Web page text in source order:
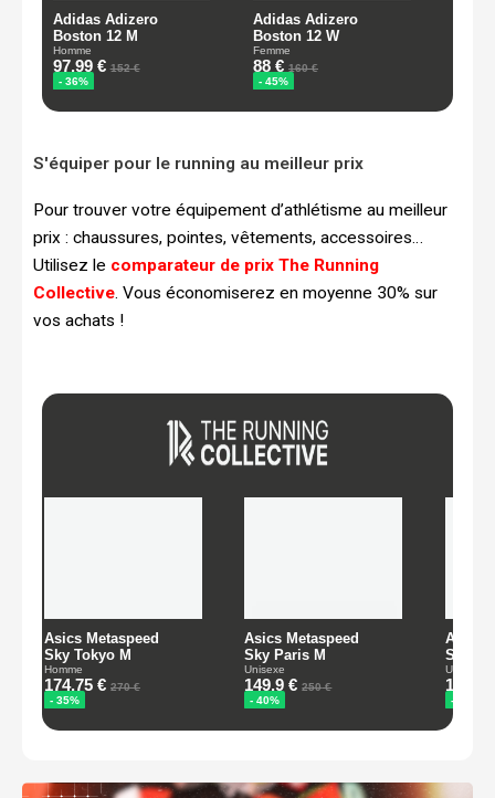
S'équiper pour le running au meilleur prix
Pour trouver votre équipement d’athlétisme au meilleur
prix : chaussures, pointes, vêtements, accessoires…
Utilisez le comparateur de prix The Running
Collective. Vous économiserez en moyenne 30% sur
vos achats !